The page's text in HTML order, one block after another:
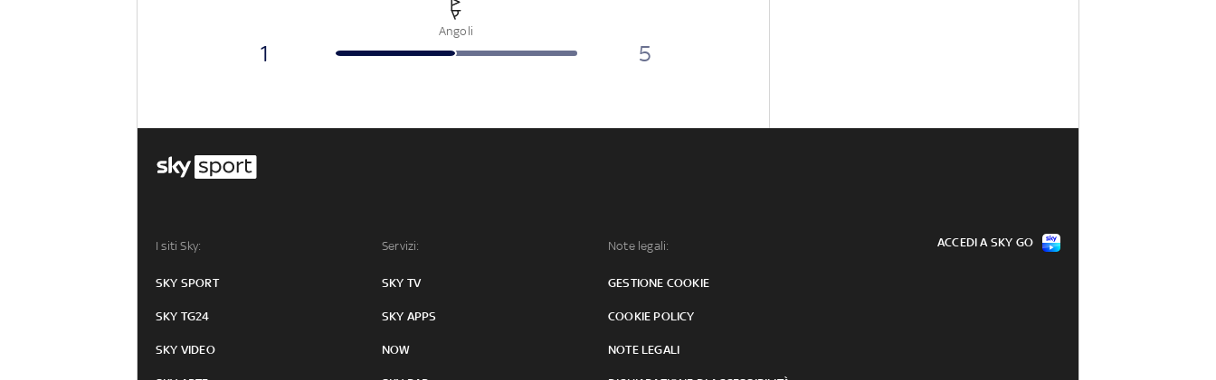
Angoli
1 5
I siti Sky:
SKY SPORT
SKY TG24
SKY VIDEO
Servizi:
SKY TV
SKY APPS
NOW
Note legali:
GESTIONE COOKIE
COOKIE POLICY
NOTE LEGALI
ACCEDI A SKY GO